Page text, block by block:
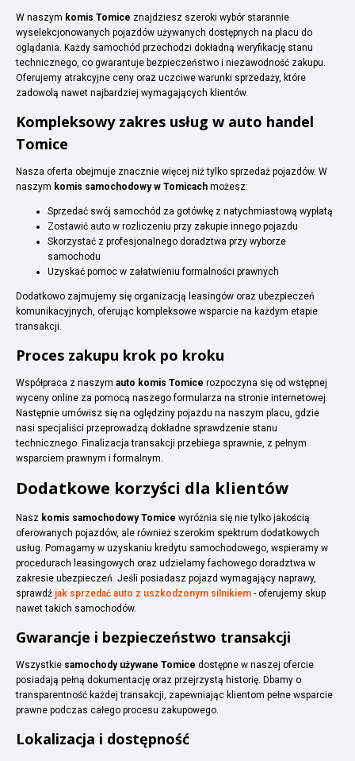
W naszym komis Tomice znajdziesz szeroki wybór starannie
wyselekcjonowanych pojazdów używanych dostępnych na placu do
oglądania. Każdy samochód przechodzi dokładną weryfikację stanu
technicznego, co gwarantuje bezpieczeństwo i niezawodność zakupu.
Oferujemy atrakcyjne ceny oraz uczciwe warunki sprzedaży, które
zadowolą nawet najbardziej wymagających klientów.
Kompleksowy zakres usług w auto handel
Tomice
Nasza oferta obejmuje znacznie więcej niż tylko sprzedaż pojazdów. W
naszym komis samochodowy w Tomicach możesz:
Sprzedać swój samochód za gotówkę z natychmiastową wypłatą
Zostawić auto w rozliczeniu przy zakupie innego pojazdu
Skorzystać z profesjonalnego doradztwa przy wyborze
samochodu
Uzyskać pomoc w załatwieniu formalności prawnych
Dodatkowo zajmujemy się organizacją leasingów oraz ubezpieczeń
komunikacyjnych, oferując kompleksowe wsparcie na każdym etapie
transakcji.
Proces zakupu krok po kroku
Współpraca z naszym auto komis Tomice rozpoczyna się od wstępnej
wyceny online za pomocą naszego formularza na stronie internetowej.
Następnie umówisz się na oględziny pojazdu na naszym placu, gdzie
nasi specjaliści przeprowadzą dokładne sprawdzenie stanu
technicznego. Finalizacja transakcji przebiega sprawnie, z pełnym
wsparciem prawnym i formalnym.
Dodatkowe korzyści dla klientów
Nasz komis samochodowy Tomice wyróżnia się nie tylko jakością
oferowanych pojazdów, ale również szerokim spektrum dodatkowych
usług. Pomagamy w uzyskaniu kredytu samochodowego, wspieramy w
procedurach leasingowych oraz udzielamy fachowego doradztwa w
zakresie ubezpieczeń. Jeśli posiadasz pojazd wymagający naprawy,
sprawdź jak sprzedać auto z uszkodzonym silnikiem - oferujemy skup
nawet takich samochodów.
Gwarancje i bezpieczeństwo transakcji
Wszystkie samochody używane Tomice dostępne w naszej ofercie
posiadają pełną dokumentację oraz przejrzystą historię. Dbamy o
transparentność każdej transakcji, zapewniając klientom pełne wsparcie
prawne podczas całego procesu zakupowego.
Lokalizacja i dostępność